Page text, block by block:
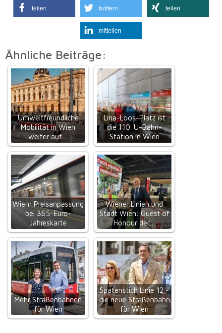
teilen twittern teilen
mitteilen
Ähnliche Beiträge:
Umweltfreundliche
Mobilität in Wien
weiter auf…
Lina-Loos-Platz ist
die 110. U-Bahn-
Station in Wien
Wien: Preisanpassung
bei 365-Euro-
Jahreskarte
Wiener Linien und
Stadt Wien: Guest of
Honour der…
Mehr Straßenbahnen
für Wien
Spatenstich Linie 12 -
die neue Straßenbahn
für Wien